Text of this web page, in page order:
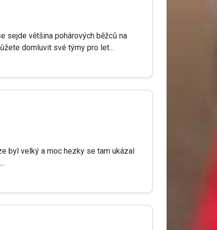
sejde většina pohárových běžců na
domluvit své týmy pro let...
byl velký a moc hezky se tam ukázal